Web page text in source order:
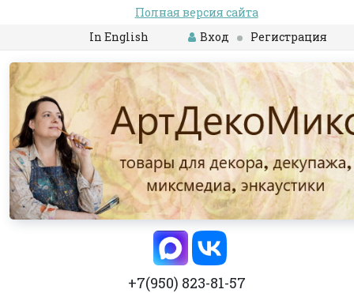
Полная версия сайта
In English
Вход Регистрация
+7(950) 823-81-57